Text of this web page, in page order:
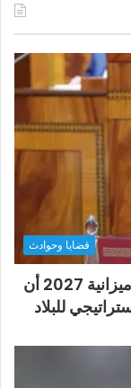
قضايا وحوادث
أخنوش يؤكد في المذكرة التوجيهية حول ميزانية 2027 أن
للبلاد